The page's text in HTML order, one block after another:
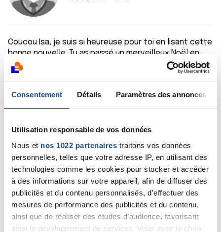
Consentement Détails Paramètres des annonces
Utilisation responsable de vos données
Nous et nos 1022 partenaires traitons vos données
personnelles, telles que votre adresse IP, en utilisant des
technologies comme les cookies pour stocker et accéder
à des informations sur votre appareil, afin de diffuser des
publicités et du contenu personnalisés, d'effectuer des
mesures de performance des publicités et du contenu,
ainsi que de réaliser des études d’audience, favorisant
ainsi le développement de services. Vous avez le choix
Coucou Isa, je suis si heureuse pour toi en lisant cette
bonne nouvelle. Tu as passé un merveilleux Noël en
compagnie de toute ta famille et maintenant tu as un
projet au ski, c'est trop cool, j'espère que tu auras
t'embrasse très fort Danielle